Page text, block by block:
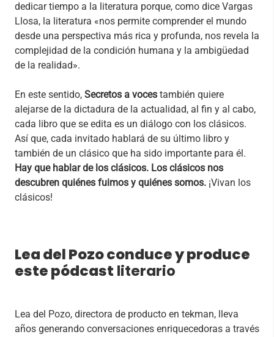
dedicar tiempo a la literatura porque, como dice Vargas
Llosa, la literatura «nos permite comprender el mundo
desde una perspectiva más rica y profunda, nos revela la
complejidad de la condición humana y la ambigüedad
de la realidad».
En este sentido, Secretos a voces también quiere
alejarse de la dictadura de la actualidad, al fin y al cabo,
cada libro que se edita es un diálogo con los clásicos.
Así que, cada invitado hablará de su último libro y
también de un clásico que ha sido importante para él.
Hay que hablar de los clásicos. Los clásicos nos
descubren quiénes fuimos y quiénes somos. ¡Vivan los
clásicos!
Lea del Pozo conduce y produce
este pódcast literario
Lea del Pozo, directora de producto en tekman, lleva
años generando conversaciones enriquecedoras a través